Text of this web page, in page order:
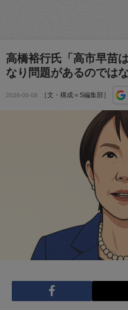
高橋裕行氏「高市早苗
なり問題があるのではな
2026-06-08 ［文・構成＝S編集部］